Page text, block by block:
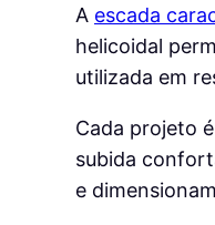
A escada
helicoidal
utilizada em
Cada projeto
subida
e